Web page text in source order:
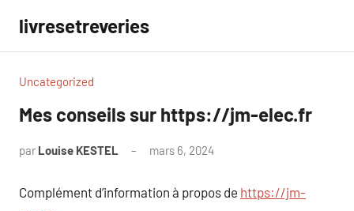
contenu
livresetreveries
Uncategorized
Mes conseils sur https://jm-elec.fr
par Louise KESTEL mars 6, 2024
Complément d’information à propos de https://jm-